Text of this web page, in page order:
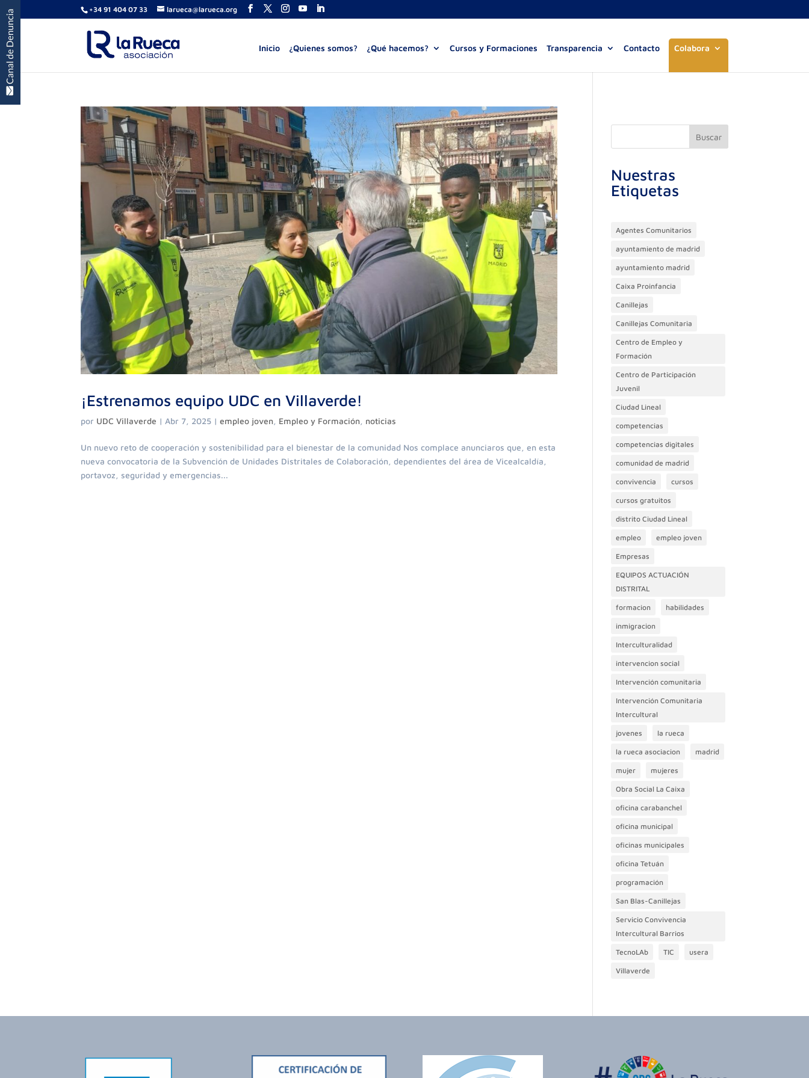
+34 91 404 07 33 larueca@larueca.org
Inicio ¿Quienes somos? ¿Qué hacemos? Cursos y Formaciones Transparencia Contacto Colabora
¡Estrenamos equipo UDC en Villaverde!
por UDC Villaverde | Abr 7, 2025 |empleo joven Empleo y Formación noticias
Un nuevo reto de cooperación y sostenibilidad para el bienestar de la comunidad Nos complace anunciaros que, en esta
nueva convocatoria de la Subvención de Unidades Distritales de Colaboración, dependientes del área de Vicealcaldía,
portavoz, seguridad y emergencias...
Buscar
Nuestras
Etiquetas
Agentes Comunitarios
ayuntamiento de madrid
ayuntamiento madrid
Caixa Proinfancia
Canillejas
Canillejas Comunitaria
Centro de Empleo y
Formación
Centro de Participación
Juvenil
Ciudad Lineal
competencias
competencias digitales
comunidad de madrid
convivencia cursos
cursos gratuitos
distrito Ciudad Lineal
empleo empleo joven
Empresas
EQUIPOS ACTUACIÓN
DISTRITAL
formacion habilidades
inmigracion
Interculturalidad
intervencion social
Intervención comunitaria
Intervención Comunitaria
Intercultural
jovenes la rueca
la rueca asociacion madrid
mujer mujeres
Obra Social La Caixa
oficina carabanchel
oficina municipal
oficinas municipales
oficina Tetuán
programación
San Blas-Canillejas
Servicio Convivencia
Intercultural Barrios
TecnoLAb TIC usera
Villaverde